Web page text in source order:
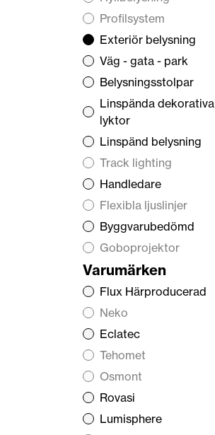
Profilsystem
Exteriör belysning
Väg - gata - park
Belysningsstolpar
Linspända dekorativa
lyktor
Linspänd belysning
Track lighting
Handledare
Flexibla ljuslinjer
Byggvarubedömd
Goboprojektor
Varumärken
Flux Härproducerad
Neko
Eclatec
Tehomet
Osmont
Rovasi
Lumisphere